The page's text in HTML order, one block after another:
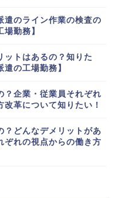
遣のライン作業の検査の
勤務】
ットはあるの？知りた
の工場勤務】
？企業・従業員それぞれ
革について知りたい！
？どんなデメリットがあ
ぞれの視点からの働き方